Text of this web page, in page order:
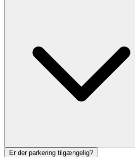
Er der parkering tilgængelig?